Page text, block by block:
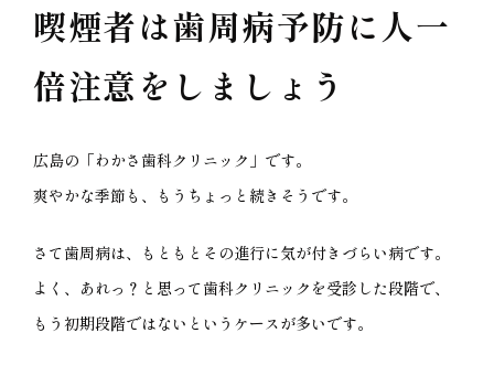
喫煙者は歯周病予防に人一
倍注意をしましょう
広島の「わかさ歯科クリニック」です。
爽やかな季節も、もうちょっと続きそうです。
さて歯周病は、もともとその進行に気が付きづらい病です。
よく、あれっ？と思って歯科クリニックを受診した段階で、
もう初期段階ではないというケースが多いです。